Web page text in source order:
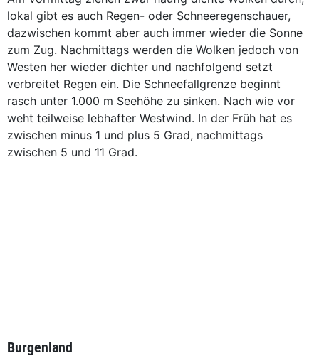
lokal gibt es auch Regen- oder Schneeregenschauer,
dazwischen kommt aber auch immer wieder die Sonne
zum Zug. Nachmittags werden die Wolken jedoch von
Westen her wieder dichter und nachfolgend setzt
verbreitet Regen ein. Die Schneefallgrenze beginnt
rasch unter 1.000 m Seehöhe zu sinken. Nach wie vor
weht teilweise lebhafter Westwind. In der Früh hat es
zwischen minus 1 und plus 5 Grad, nachmittags
zwischen 5 und 11 Grad.
Burgenland